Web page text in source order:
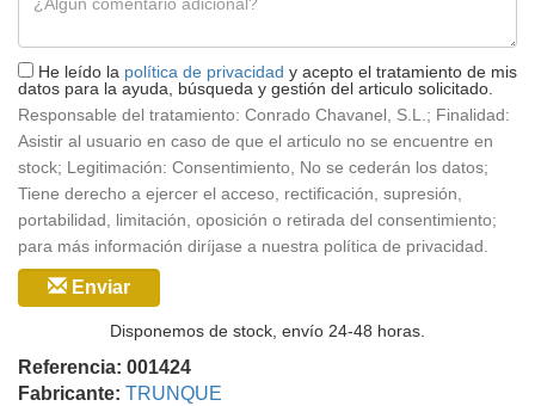
He leído la política de privacidad y acepto el tratamiento de mis
datos para la ayuda, búsqueda y gestión del articulo solicitado.
Responsable del tratamiento: Conrado Chavanel, S.L.; Finalidad:
Asistir al usuario en caso de que el articulo no se encuentre en
stock; Legitimación: Consentimiento, No se cederán los datos;
Tiene derecho a ejercer el acceso, rectificación, supresión,
portabilidad, limitación, oposición o retirada del consentimiento;
para más información diríjase a nuestra política de privacidad.
Enviar
Disponemos de stock, envío 24-48 horas.
Referencia: 001424
Fabricante: TRUNQUE